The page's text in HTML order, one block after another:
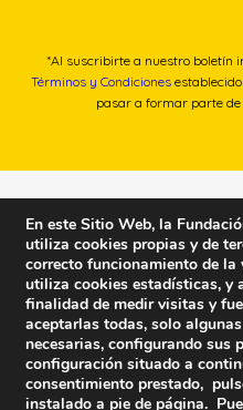
*Al suscribirte a nuestro boletín
Términos y Condiciones
pasar a formar parte
En este Sitio Web, la
utiliza cookies propias y de
correcto funcionamiento de
utiliza cookies estadísticas, y
finalidad de medir visitas y
aceptarlas todas, solo
necesarias, configurando sus
configuración situado a
consentimiento prestado,
instalado a pie de página.